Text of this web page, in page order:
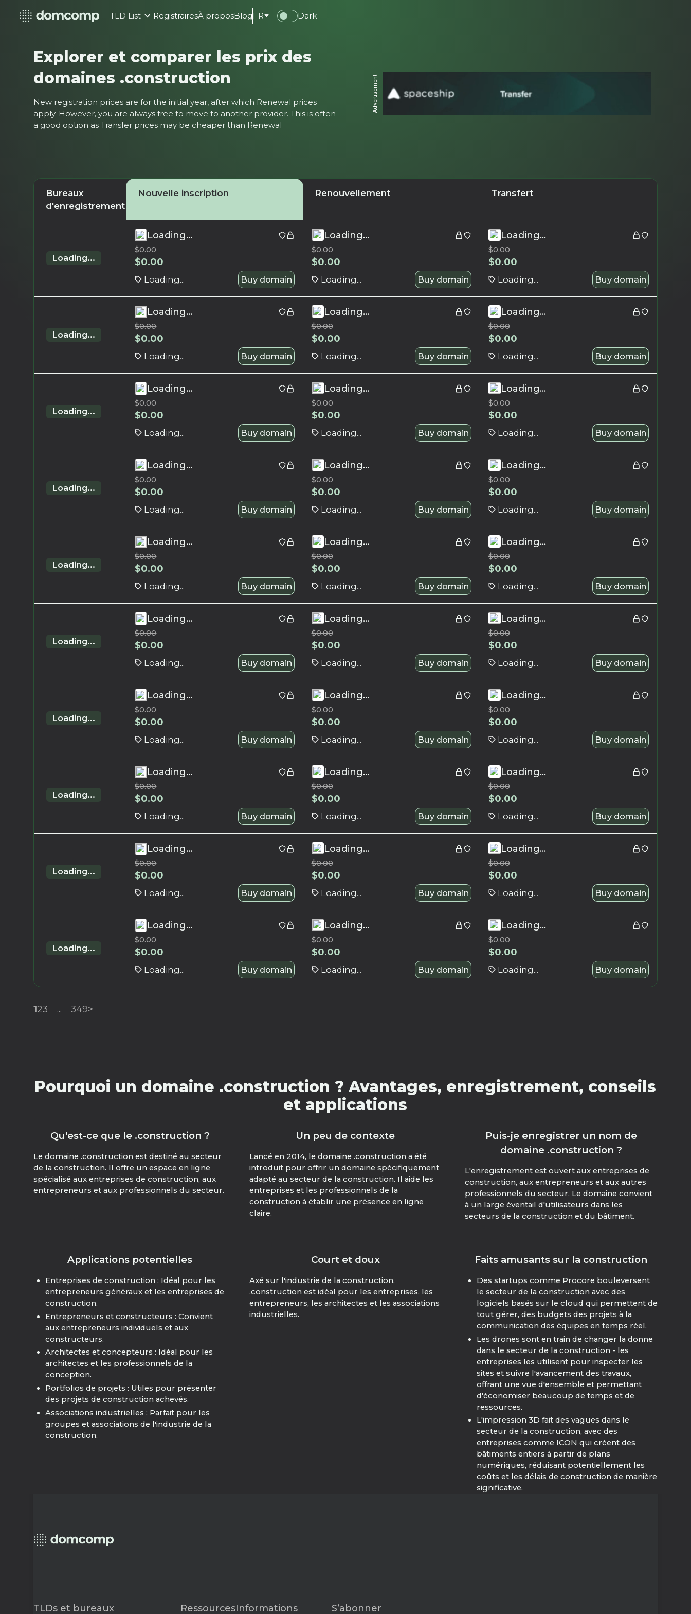
TLD List RegistrairesÀ proposBlog FR Dark
Explorer et comparer les prix des
domaines .construction
New registration prices are for the initial year, after which Renewal prices
apply. However, you are always free to move to another provider. This is often
a good option as Transfer prices may be cheaper than Renewal
Advertisement
Bureaux
d'enregistrement
Nouvelle inscription Renouvellement Transfert
Loading...
Loading...
$0.00
$0.00
Loading... Buy domain
Loading...
$0.00
$0.00
Loading... Buy domain
Loading...
$0.00
$0.00
Loading... Buy domain
Loading...
Loading...
$0.00
$0.00
Loading... Buy domain
Loading...
$0.00
$0.00
Loading... Buy domain
Loading...
$0.00
$0.00
Loading... Buy domain
Loading...
Loading...
$0.00
$0.00
Loading... Buy domain
Loading...
$0.00
$0.00
Loading... Buy domain
Loading...
$0.00
$0.00
Loading... Buy domain
Loading...
Loading...
$0.00
$0.00
Loading... Buy domain
Loading...
$0.00
$0.00
Loading... Buy domain
Loading...
$0.00
$0.00
Loading... Buy domain
Loading...
Loading...
$0.00
$0.00
Loading... Buy domain
Loading...
$0.00
$0.00
Loading... Buy domain
Loading...
$0.00
$0.00
Loading... Buy domain
Loading...
Loading...
$0.00
$0.00
Loading... Buy domain
Loading...
$0.00
$0.00
Loading... Buy domain
Loading...
$0.00
$0.00
Loading... Buy domain
Loading...
Loading...
$0.00
$0.00
Loading... Buy domain
Loading...
$0.00
$0.00
Loading... Buy domain
Loading...
$0.00
$0.00
Loading... Buy domain
Loading...
Loading...
$0.00
$0.00
Loading... Buy domain
Loading...
$0.00
$0.00
Loading... Buy domain
Loading...
$0.00
$0.00
Loading... Buy domain
Loading...
Loading...
$0.00
$0.00
Loading... Buy domain
Loading...
$0.00
$0.00
Loading... Buy domain
Loading...
$0.00
$0.00
Loading... Buy domain
Loading...
Loading...
$0.00
$0.00
Loading... Buy domain
Loading...
$0.00
$0.00
Loading... Buy domain
Loading...
$0.00
$0.00
Loading... Buy domain
123 ... 349>
Pourquoi un domaine .construction ? Avantages, enregistrement, conseils
et applications
Qu'est-ce que le .construction ?
Le domaine .construction est destiné au secteur
de la construction. Il offre un espace en ligne
spécialisé aux entreprises de construction, aux
entrepreneurs et aux professionnels du secteur.
Un peu de contexte
Lancé en 2014, le domaine .construction a été
introduit pour offrir un domaine spécifiquement
adapté au secteur de la construction. Il aide les
entreprises et les professionnels de la
construction à établir une présence en ligne
claire.
Puis-je enregistrer un nom de
domaine .construction ?
L'enregistrement est ouvert aux entreprises de
construction, aux entrepreneurs et aux autres
professionnels du secteur. Le domaine convient
à un large éventail d'utilisateurs dans les
secteurs de la construction et du bâtiment.
Applications potentielles
Entreprises de construction : Idéal pour les
entrepreneurs généraux et les entreprises de
construction.
Entrepreneurs et constructeurs : Convient
aux entrepreneurs individuels et aux
constructeurs.
Architectes et concepteurs : Idéal pour les
architectes et les professionnels de la
conception.
Portfolios de projets : Utiles pour présenter
des projets de construction achevés.
Associations industrielles : Parfait pour les
groupes et associations de l'industrie de la
construction.
Court et doux
Axé sur l'industrie de la construction,
.construction est idéal pour les entreprises, les
entrepreneurs, les architectes et les associations
industrielles.
Faits amusants sur la construction
Des startups comme Procore bouleversent
le secteur de la construction avec des
logiciels basés sur le cloud qui permettent de
tout gérer, des budgets des projets à la
communication des équipes en temps réel.
Les drones sont en train de changer la donne
dans le secteur de la construction - les
entreprises les utilisent pour inspecter les
sites et suivre l'avancement des travaux,
offrant une vue d'ensemble et permettant
d'économiser beaucoup de temps et de
ressources.
L'impression 3D fait des vagues dans le
secteur de la construction, avec des
entreprises comme ICON qui créent des
bâtiments entiers à partir de plans
numériques, réduisant potentiellement les
coûts et les délais de construction de manière
significative.
TLDs et bureaux RessourcesInformations S’abonner